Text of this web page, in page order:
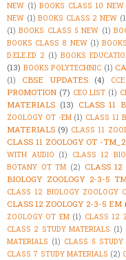
NEW (1) BOOKS CLASS 10 NEW
NEW (1) BOOKS CLASS 2 NEW
(1) BOOKS CLASS 5 NEW (1)
BOOKS CLASS 8 NEW (1)
D.ELE.ED 2 (1) BOOKS
(13) BOOKS POLYTECHNIC (1)
(1)
CBSE UPDATES (4)
PROMOTION (7) CEO LIST (1)
MATERIALS (13) CLASS 11
ZOOLOGY OT -EM (1) CLASS 11
MATERIALS (9) CLASS 11
CLASS 11 ZOOLOGY OT -TM_2
WITH AUDIO (1) CLASS 12
BOTANY OT TM (2) CLASS
BIOLOGY ZOOLOGY 2-3-5
CLASS 12 BIOLOGY ZOOLOGY
CLASS 12 ZOOLOGY 2-3-5 EM
ZOOLOGY OT EM (1) CLASS 12
CLASS 2 STUDY MATERIALS (1)
MATERIALS (1) CLASS 5 STUDY
CLASS 7 STUDY MATERIALS (2)